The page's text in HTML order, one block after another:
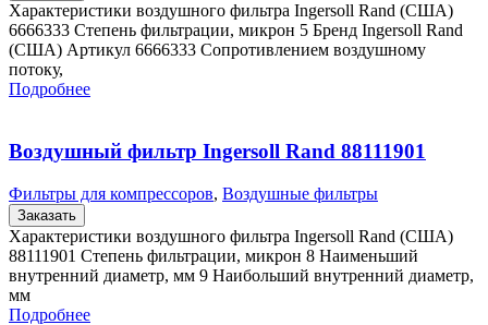
Характеристики воздушного фильтра Ingersoll Rand (США)
6666333 Степень фильтрации, микрон 5 Бренд Ingersoll Rand
(США) Артикул 6666333 Сопротивлением воздушному
потоку,
Подробнее
Воздушный фильтр Ingersoll Rand 88111901
Фильтры для компрессоров, Воздушные фильтры
Заказать
Характеристики воздушного фильтра Ingersoll Rand (США)
88111901 Степень фильтрации, микрон 8 Наименьший
внутренний диаметр, мм 9 Наибольший внутренний диаметр,
мм
Подробнее